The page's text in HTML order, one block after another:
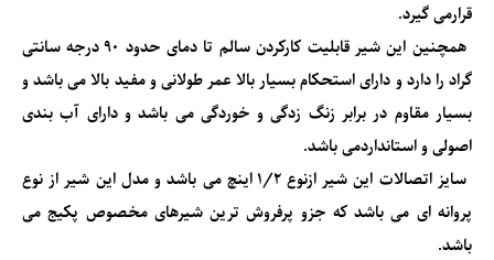
قرارمی گیرد.
همچنین این شیر قابلیت کارکردن سالم تا دمای حدود 90 درجه سانتی
گراد را دارد و دارای استحکام بسیار بالا عمر طولانی و مفید بالا می باشد و
بسیار مقاوم در برابر زنگ زدگی و خوردگی می باشد و دارای آب بندی
اصولی و استانداردمی باشد.
سایز اتصالات این شیر ازنوع 1/2 اینچ می باشد و مدل این شیر از نوع
پروانه ای می باشد که جزو پرفروش ترینشیرهای مخصوص پکیج می
باشد.